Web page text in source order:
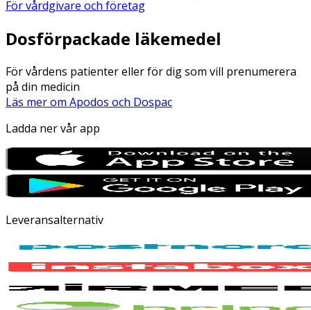
För vårdgivare och företag
Dosförpackade läkemedel
För vårdens patienter eller för dig som vill prenumerera
på din medicin
Läs mer om Apodos och Dospac
Ladda ner vår app
Leveransalternativ